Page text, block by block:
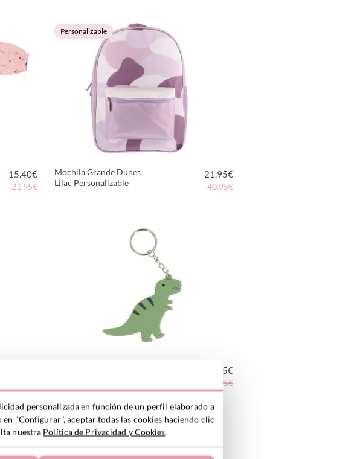
15.40€
21.95€
Personalizable
Mochila Grande Dunes
Lilac Personalizable
21.95€
40.95€
T-Rex
1.75€
3.95€
VER PRODUCTO
Personalizable
personalizada en función de un perfil elaborado a
"Configurar", aceptar todas las cookies haciendo clic
nuestra Política de Privacidad y Cookies.